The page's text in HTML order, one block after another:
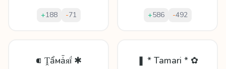
+188 -71 +586 -492
⁌ Ṱẩмǡᴙḯ ✱ ❚ * Tamari * ✿